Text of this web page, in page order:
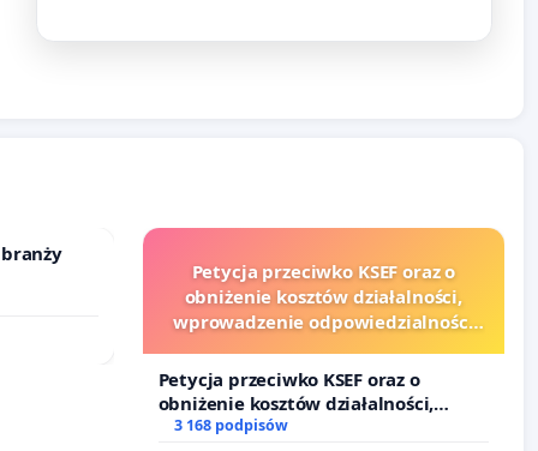
Petycja przeciwko KSEF oraz o
obniżenie kosztów działalności,
wprowadzenie odpowiedzialności
i sędziów
Petycja przeciwko KSEF oraz o
obniżenie kosztów działalności,
wprowadzenie odpowiedzialności
3 168 podpisów